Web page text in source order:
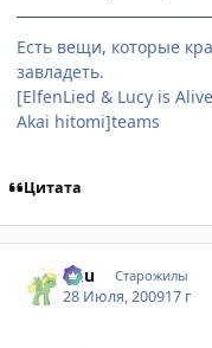
Есть вещи, которые
завладеть.
[ElfenLied & Lucy is
Akai hitomi]teams
Цитата
Кuu Старожилы
28 Июля, 200917 г